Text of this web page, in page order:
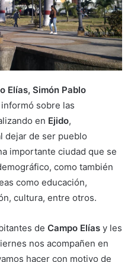
Elías, Simón Pablo
sobre las
en Ejido,
dejar de ser pueblo
importante ciudad que se
como también
como educación,
cultura, entre otros.
de Campo Elías y les
nos acompañen en
hacer con motivo de